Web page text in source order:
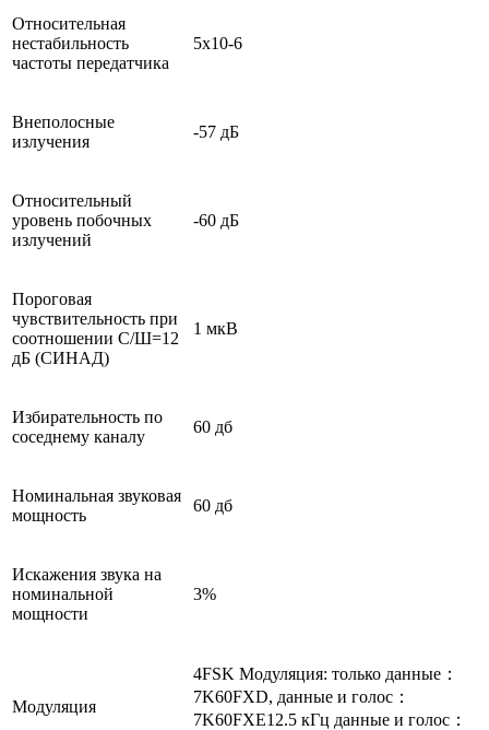
Относительная
нестабильность
частоты передатчика
5х10-6
Внеполосные
излучения
-57 дБ
Относительный
уровень побочных
излучений
-60 дБ
Пороговая
чувствительность при
соотношении С/Ш=12
дБ (СИНАД)
1 мкВ
Избирательность по
соседнему каналу
60 дб
Номинальная звуковая
мощность
60 дб
Искажения звука на
номинальной
мощности
3%
Модуляция
4FSK Модуляция: только данные：
7K60FXD, данные и голос：
7K60FXE12.5 кГц данные и голос：